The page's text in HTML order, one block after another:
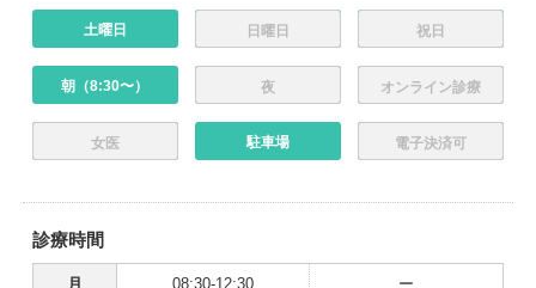
土曜日 日曜日 祝日
朝（8:30〜） 夜 オンライン診療
女医 駐車場 電子決済可
診療時間
月 08:30-12:30 ー